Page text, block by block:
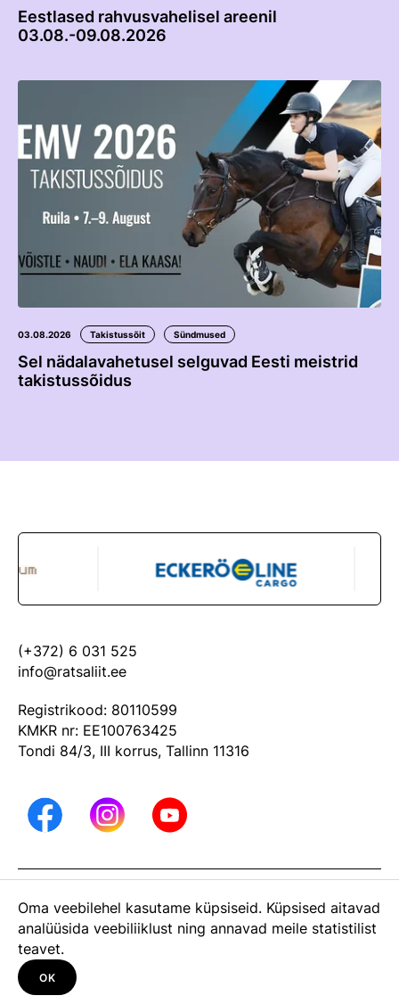
Eestlased rahvusvahelisel areenil
03.08.-09.08.2026
03.08.2026 Takistussõit Sündmused
Sel nädalavahetusel selguvad Eesti meistrid
takistussõidus
(+372) 6 031 525
info@ratsaliit.ee
Registrikood: 80110599
KMKR nr: EE100763425
Tondi 84/3, III korrus, Tallinn 11316
Eesti Ratsaspordi Liit on Eesti Olümpiakomitee liige
Privaatsustingimused
Oma veebilehel kasutame küpsiseid. Küpsised aitavad
analüüsida veebiliiklust ning annavad meile statistilist
teavet.
OK